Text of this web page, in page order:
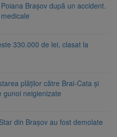
Brașov după un accident.
330.000 de lei, clasat la
plăților către Brai-Cata și
gunoi neigienizate
din Brașov au fost demolate